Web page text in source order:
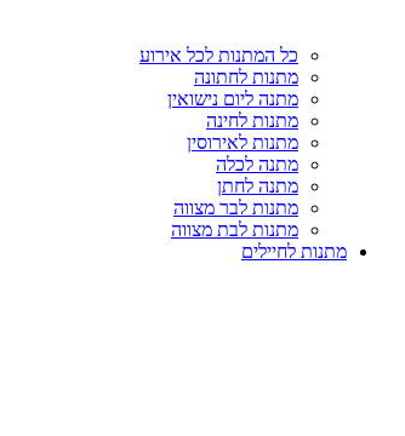
כל המתנות לכל אירוע
מתנות לחתונה
מתנה ליום נישואין
מתנות לחינה
מתנות לאירוסין
מתנה לכלה
מתנה לחתן
מתנות לבר מצווה
מתנות לבת מצווה
מתנות לחיילים